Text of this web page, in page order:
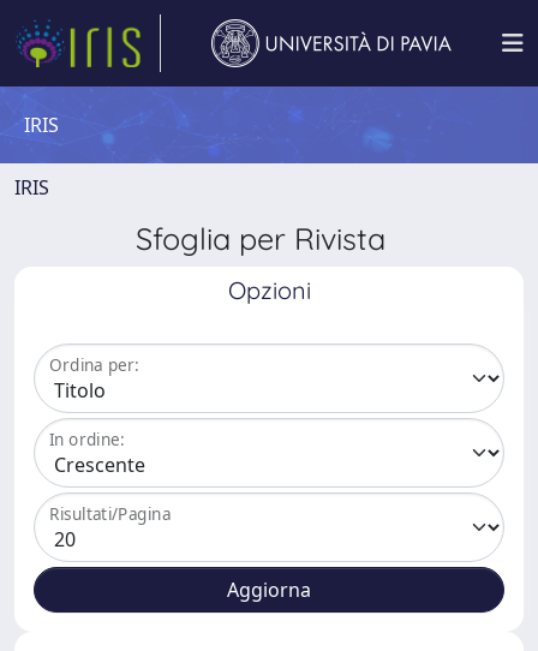
IRIS
IRIS
Sfoglia per Rivista
Opzioni
Ordina per:
In ordine:
Risultati/Pagina